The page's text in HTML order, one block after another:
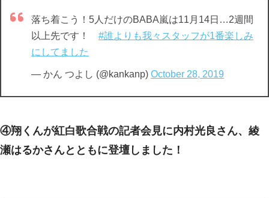
落ち着こう！5人だけのBABA嵐は11月14日…2週間
以上先です！ #誰よりも我々スタッフが1番楽しみ
にしてました
— かん つよし (@kankanp) October 28, 2019
④翔くんが紅白歌合戦の記者会見に内村光良さん、綾
瀬はるかさんとともに登壇しました！